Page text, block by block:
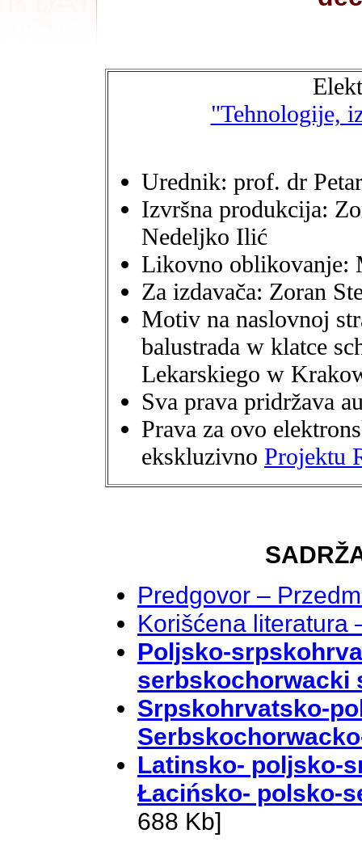
"Tehnologije,
Urednik: prof. dr
Izvršna produkcija:
Nedeljko Ilić
Likovno oblikovanje:
Za izdavača: Zoran
Motiv na naslovnoj
balustrada w klatce
Lekarskiego w
Sva prava pridržava
Prava za ovo
ekskluzivno Projektu
Predgovor –
Korišćena
Poljsko-
serbskochorwacki
Srpskohrvatsko-
Latinsko- poljsko-
Łacińsko- polsko-
688 Kb]